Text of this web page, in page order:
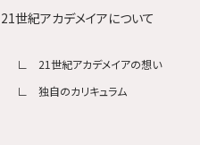
21世紀アカデメイアについて
21世紀アカデメイアの想い
独自のカリキュラム